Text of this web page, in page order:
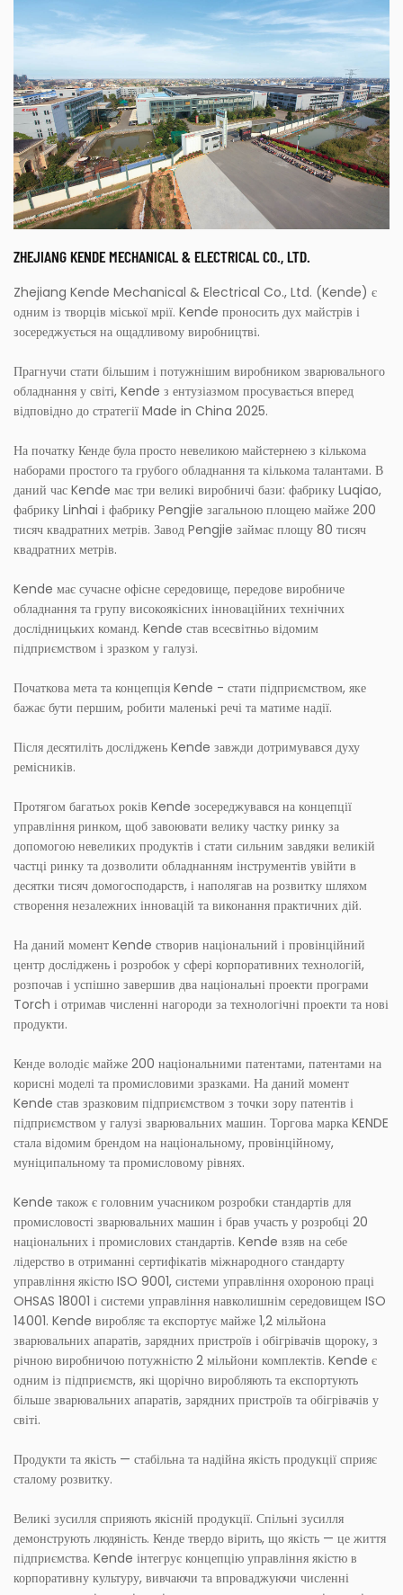
ZHEJIANG KENDE MECHANICAL & ELECTRICAL CO., LTD.
Zhejiang Kende Mechanical & Electrical Co., Ltd. (Kende) є
одним із творців міської мрії. Kende проносить дух майстрів і
зосереджується на ощадливому виробництві.
Прагнучи стати більшим і потужнішим виробником зварювального
обладнання у світі, Kende з ентузіазмом просувається вперед
відповідно до стратегії Made in China 2025.
На початку Кенде була просто невеликою майстернею з кількома
наборами простого та грубого обладнання та кількома талантами. В
даний час Kende має три великі виробничі бази: фабрику Luqiao,
фабрику Linhai і фабрику Pengjie загальною площею майже 200
тисяч квадратних метрів. Завод Pengjie займає площу 80 тисяч
квадратних метрів.
Kende має сучасне офісне середовище, передове виробниче
обладнання та групу високоякісних інноваційних технічних
дослідницьких команд. Kende став всесвітньо відомим
підприємством і зразком у галузі.
Початкова мета та концепція Kende - стати підприємством, яке
бажає бути першим, робити маленькі речі та матиме надії.
Після десятиліть досліджень Kende завжди дотримувався духу
ремісників.
Протягом багатьох років Kende зосереджувався на концепції
управління ринком, щоб завоювати велику частку ринку за
допомогою невеликих продуктів і стати сильним завдяки великій
частці ринку та дозволити обладнанням інструментів увійти в
десятки тисяч домогосподарств, і наполягав на розвитку шляхом
створення незалежних інновацій та виконання практичних дій.
На даний момент Kende створив національний і провінційний
центр досліджень і розробок у сфері корпоративних технологій,
розпочав і успішно завершив два національні проекти програми
Torch і отримав численні нагороди за технологічні проекти та нові
продукти.
Кенде володіє майже 200 національними патентами, патентами на
корисні моделі та промисловими зразками. На даний момент
Kende став зразковим підприємством з точки зору патентів і
підприємством у галузі зварювальних машин. Торгова марка KENDE
стала відомим брендом на національному, провінційному,
муніципальному та промисловому рівнях.
Kende також є головним учасником розробки стандартів для
промисловості зварювальних машин і брав участь у розробці 20
національних і промислових стандартів. Kende взяв на себе
лідерство в отриманні сертифікатів міжнародного стандарту
управління якістю ISO 9001, системи управління охороною праці
OHSAS 18001 і системи управління навколишнім середовищем ISO
14001. Kende виробляє та експортує майже 1,2 мільйона
зварювальних апаратів, зарядних пристроїв і обігрівачів щороку, з
річною виробничою потужністю 2 мільйони комплектів. Kende є
одним із підприємств, які щорічно виробляють та експортують
більше зварювальних апаратів, зарядних пристроїв та обігрівачів у
світі.
Продукти та якість — стабільна та надійна якість продукції сприяє
сталому розвитку.
Великі зусилля сприяють якісній продукції. Спільні зусилля
демонструють людяність. Кенде твердо вірить, що якість — це життя
підприємства. Kende інтегрує концепцію управління якістю в
корпоративну культуру, вивчаючи та впроваджуючи численні